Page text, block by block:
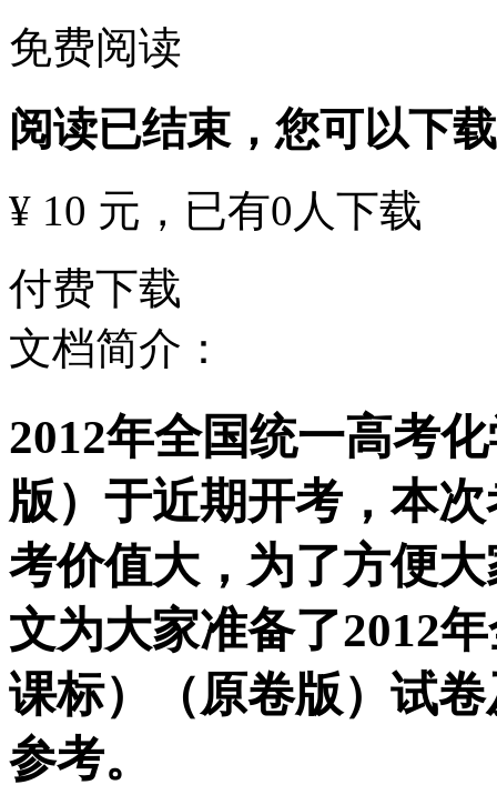
免费阅读
阅读已结束，您可以下
¥ 10 元 ，已有0 人下载
付费下载
文档简介：
2012年全国统一高考
版）于近期开考，本
考价值大，为了方便
文为大家准备了2012
课标）（原卷版）试
参考。